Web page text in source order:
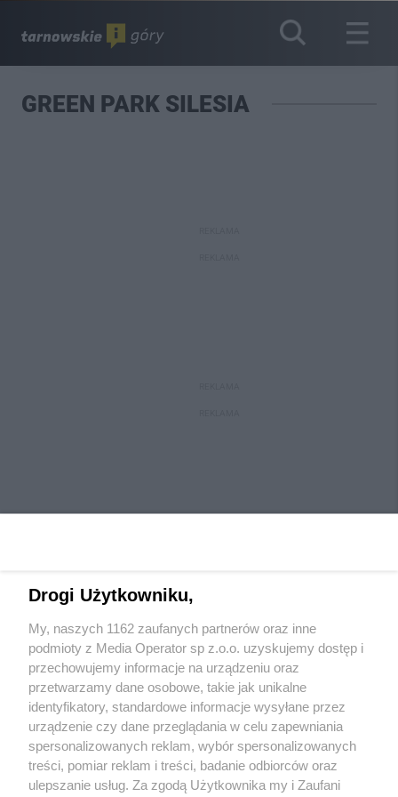
GREEN PARK SILESIA
Wydawca mediówlokalnych
Nie zapomnij
zapoznać się z:
polityką prywatności regulamin korzystania z portali
Twojemiasto Skontaktuj się z nami
Drogi Użytkowniku,
My, naszych 1162 zaufanych partnerów oraz inne
podmioty z Media Operator sp z.o.o. uzyskujemy dostęp i
przechowujemy informacje na urządzeniu oraz
przetwarzamy dane osobowe, takie jak unikalne
identyfikatory, standardowe informacje wysyłane przez
urządzenie czy dane przeglądania w celu zapewniania
spersonalizowanych reklam, wybór spersonalizowanych
treści, pomiar reklam i treści, badanie odbiorców oraz
ulepszanie usług. Za zgodą Użytkownika my i Zaufani